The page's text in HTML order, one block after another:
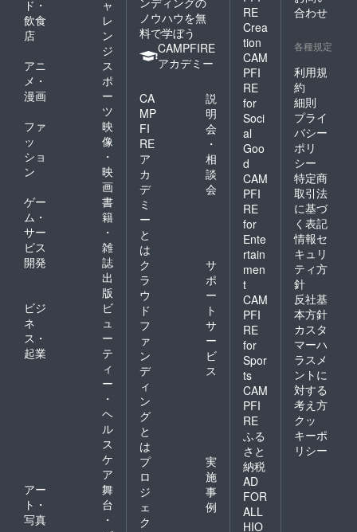
ド・
飲食
店
ャ
レ
ン
ジ
アニ
メ・
漫画
ス
ポ
ー
ツ
ファ
ッ
ショ
ン
映
像
・
映
画
ゲー
ム・
サー
ビス
開発
書
籍
・
雑
誌
出
版
ビジ
ネ
ス・
起業
ビ
ュ
ー
テ
ィ
ー
・
ヘ
ル
ス
ケ
ア
アー
ト・
写真
舞
台
・
ノウハウを無
料で学ぼう
CAMPFIRE
アカデミー
CA
MP
FI
RE
ア
カ
デ
ミ
ー
と
は
説
明
会
・
相
談
会
ク
ラ
ウ
ド
フ
ァ
ン
デ
ィ
ン
グ
と
は
サ
ポ
ー
ト
サ
ー
ビ
ス
プ
ロ
ジ
ェ
ク
実
施
事
例
RE
Crea
tion
CAM
PFI
RE
for
Soci
al
Goo
d
CAM
PFI
RE
for
Ente
rtain
men
t
CAM
PFI
RE
for
Spor
ts
CAM
PFI
RE
ふる
さと
納税
AD
FOR
ALL
HIO
合わせ
各種規定
利用規
約
細則
プライ
バシー
ポリ
シー
特定商
取引法
に基づ
く表記
情報セ
キュリ
ティ方
針
反社基
本方針
カスタ
マーハ
ラスメ
ントに
対する
考え方
クッ
キーポ
リシー